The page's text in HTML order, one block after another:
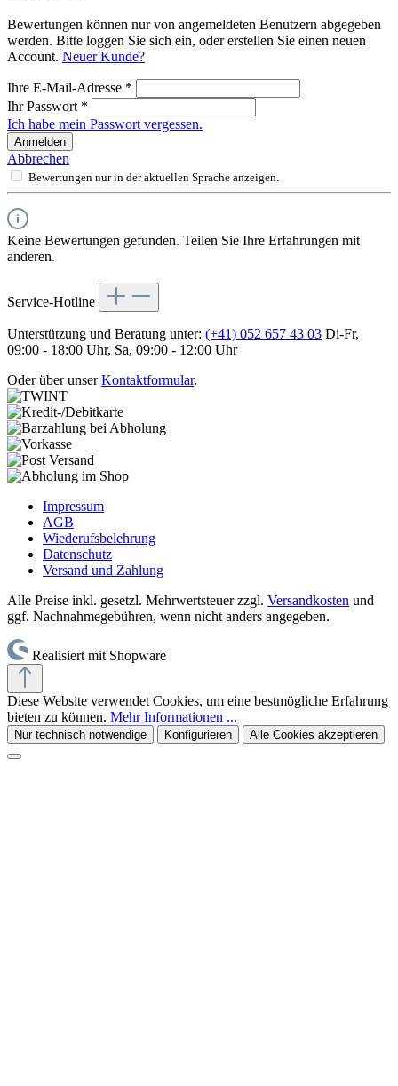
Bewertungen können nur von angemeldeten Benutzern abgegeben
werden. Bitte loggen Sie sich ein, oder erstellen Sie einen neuen
Account. Neuer Kunde?
Ihre E-Mail-Adresse *
Ihr Passwort *
Ich habe mein Passwort vergessen.
Anmelden
Abbrechen
Bewertungen nur in der aktuellen Sprache anzeigen.
Keine Bewertungen gefunden. Teilen Sie Ihre Erfahrungen mit
anderen.
Service-Hotline
Unterstützung und Beratung unter: (+41) 052 657 43 03 Di-Fr,
09:00 - 18:00 Uhr, Sa, 09:00 - 12:00 Uhr
Oder über unserKontaktformular.
Impressum
AGB
Wiederufsbelehrung
Datenschutz
Versand und Zahlung
Alle Preise inkl. gesetzl. Mehrwertsteuer zzgl. Versandkosten und
ggf. Nachnahmegebühren, wenn nicht anders angegeben.
Realisiert mit Shopware
Diese Website verwendet Cookies, um eine bestmögliche Erfahrung
bieten zu können. Mehr Informationen ...
Nur technisch notwendige Konfigurieren Alle Cookies akzeptieren